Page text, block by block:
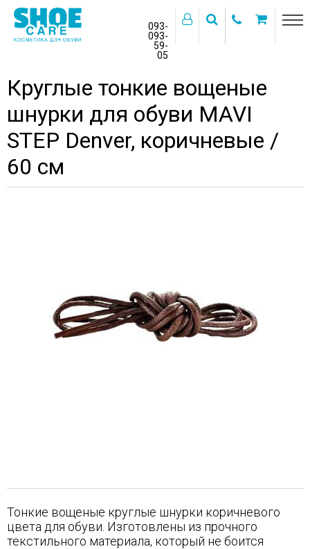
093-
093-
59-
05
Круглые тонкие вощеные
шнурки для обуви MAVI
STEP Denver, коричневые /
60 см
Тонкие вощеные круглые шнурки коричневого
цвета для обуви. Изготовлены из прочного
текстильного материала, который не боится